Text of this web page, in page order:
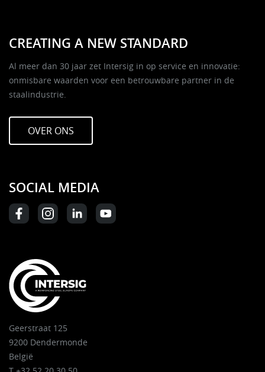
CREATING A NEW STANDARD
Al meer dan 30 jaar zet Intersig in op service en innovatie:
onmisbare waarden voor een betrouwbare partner in de
staalindustrie.
OVER ONS
SOCIAL MEDIA
Geerstraat 125
9200 Dendermonde
België